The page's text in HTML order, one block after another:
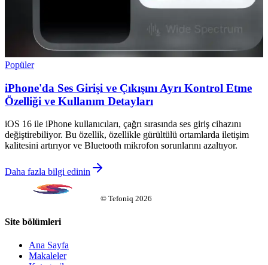
Popüler
iPhone'da Ses Girişi ve Çıkışını Ayrı Kontrol Etme
Özelliği ve Kullanım Detayları
iOS 16 ile iPhone kullanıcıları, çağrı sırasında ses giriş cihazını
değiştirebiliyor. Bu özellik, özellikle gürültülü ortamlarda iletişim
kalitesini artırıyor ve Bluetooth mikrofon sorunlarını azaltıyor.
Daha fazla bilgi edinin
© Tefoniq 2026
Site bölümleri
Ana Sayfa
Makaleler